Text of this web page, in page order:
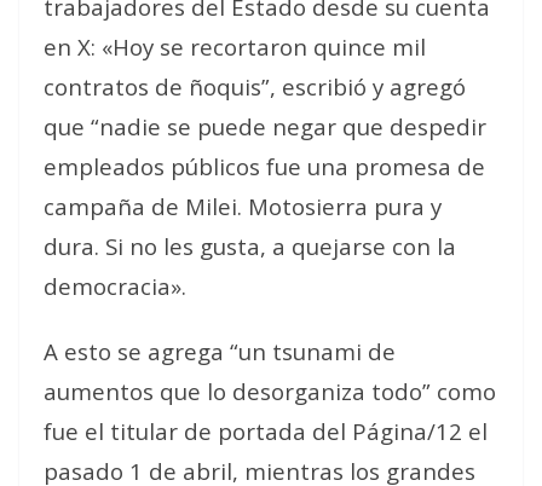
trabajadores del Estado desde su cuenta
en X: «Hoy se recortaron quince mil
contratos de ñoquis”, escribió y agregó
que “nadie se puede negar que despedir
empleados públicos fue una promesa de
campaña de Milei. Motosierra pura y
dura. Si no les gusta, a quejarse con la
democracia».
A esto se agrega “un tsunami de
aumentos que lo desorganiza todo” como
fue el titular de portada del Página/12 el
pasado 1 de abril, mientras los grandes